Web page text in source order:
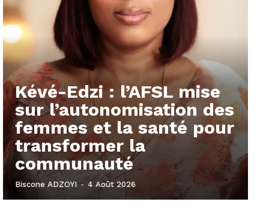
Kévé-Edzi : l’AFSL mise
sur l’autonomisation des
femmes et la santé pour
transformer la
communauté
Biscone ADZOYI - 4 Août 2026